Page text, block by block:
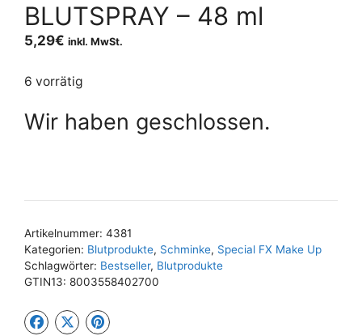
BLUTSPRAY – 48 ml
5,29€ inkl. MwSt.
6 vorrätig
Wir haben geschlossen.
Artikelnummer: 4381
Kategorien: Blutprodukte, Schminke, Special FX Make Up
Schlagwörter: Bestseller, Blutprodukte
GTIN13: 8003558402700